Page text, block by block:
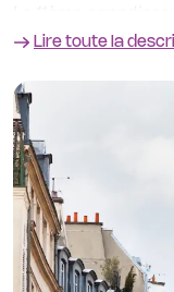
Le 11ème
pour les startups,
unespace de
variée de
de
,
l’innovation et à la
Que vous
collaboratif
arrondissement
accompagner
Voici quelques
bureau équipé, un
Lire toute la